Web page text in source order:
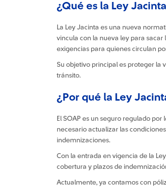
¿Qué es la Ley
La Ley Jacinta es una nueva
vincula con la nueva ley para
exigencias para quienes circulan
Su objetivo principal es proteger la
tránsito.
¿Por qué la Ley
El SOAP es un seguro regulado
necesario actualizar las
indemnizaciones.
Con la entrada en vigencia de la
cobertura y plazos de
Actualmente, ya contamos con